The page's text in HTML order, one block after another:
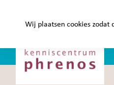
Phrenos
website
Wij plaatsen cookies zodat